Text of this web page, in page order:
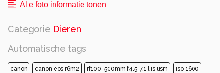
Alle foto informatie tonen
Categorie Dieren
Automatische tags
canon canon eos r6m2 rf100-500mm f4.5-7.1 l is usm iso 1600